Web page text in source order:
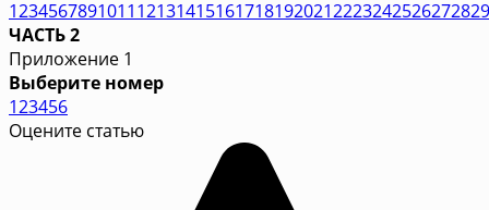
1234567891011121314151617181920212223242526272829
ЧАСТЬ 2
Приложение 1
Выберите номер
123456
Оцените статью